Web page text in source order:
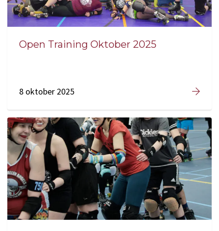
Open Training Oktober 2025
8 oktober 2025